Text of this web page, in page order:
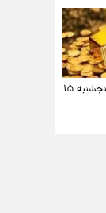
قیمت طلا و سکه امروز پنجشنبه ۱۵